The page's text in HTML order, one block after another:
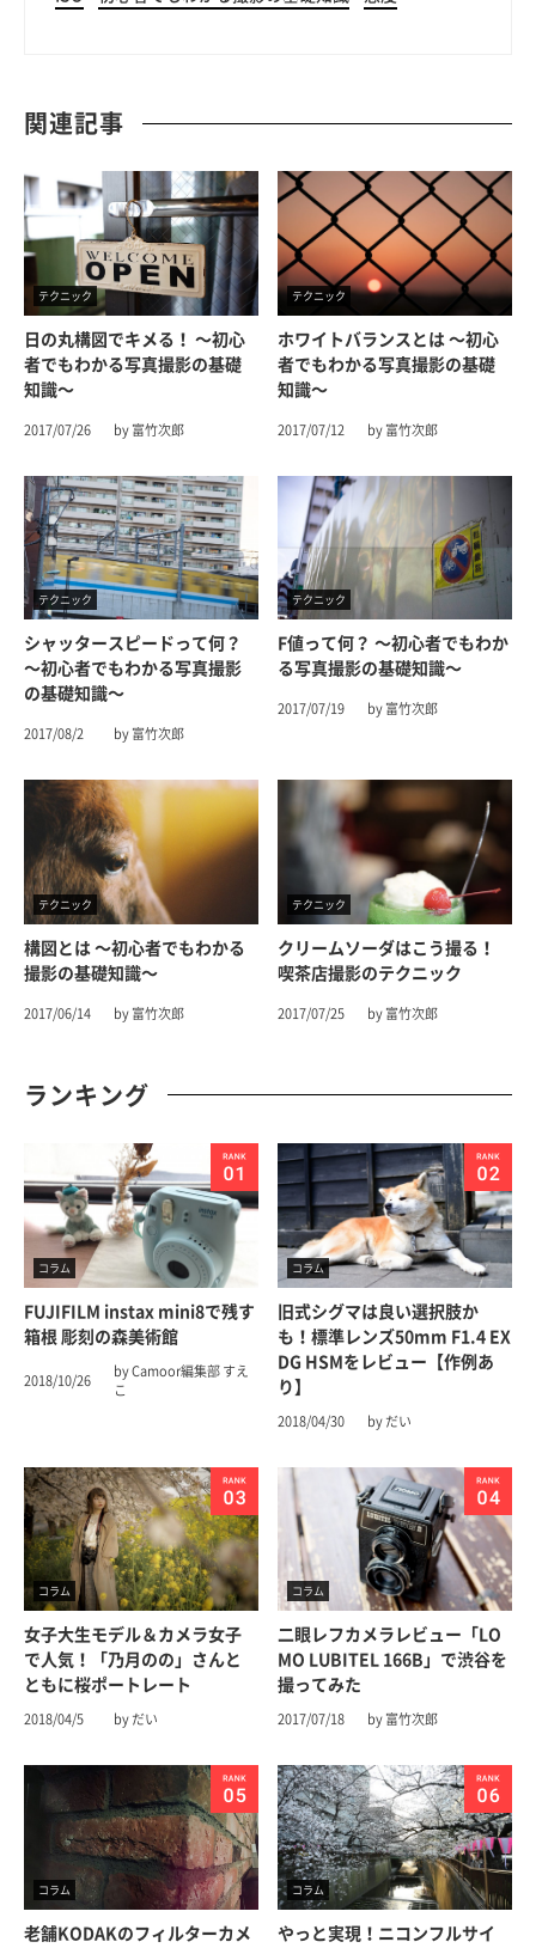
関連記事
テクニック
日の丸構図でキメる！ 〜初心
者でもわかる写真撮影の基礎
知識〜
2017/07/26 by 富竹次郎
テクニック
ホワイトバランスとは 〜初心
者でもわかる写真撮影の基礎
知識〜
2017/07/12 by 富竹次郎
テクニック
シャッタースピードって何？
〜初心者でもわかる写真撮影
の基礎知識〜
2017/08/2 by 富竹次郎
テクニック
F値って何？ 〜初心者でもわか
る写真撮影の基礎知識〜
2017/07/19 by 富竹次郎
テクニック
構図とは 〜初心者でもわかる
撮影の基礎知識〜
2017/06/14 by 富竹次郎
テクニック
クリームソーダはこう撮る！
喫茶店撮影のテクニック
2017/07/25 by 富竹次郎
ランキング
コラム
FUJIFILM instax mini8で残す
箱根 彫刻の森美術館
2018/10/26
by Camoor編集部 すえ
こ
コラム
旧式シグマは良い選択肢か
も！標準レンズ50mm F1.4 EX
DG HSMをレビュー【作例あ
り】
2018/04/30 by だい
コラム
女子大生モデル＆カメラ女子
で人気！「乃月のの」さんと
ともに桜ポートレート
2018/04/5 by だい
コラム
二眼レフカメラレビュー「LO
MO LUBITEL 166B」で渋谷を
撮ってみた
2017/07/18 by 富竹次郎
コラム
老舗KODAKのフィルターカメ
コラム
やっと実現！ニコンフルサイ